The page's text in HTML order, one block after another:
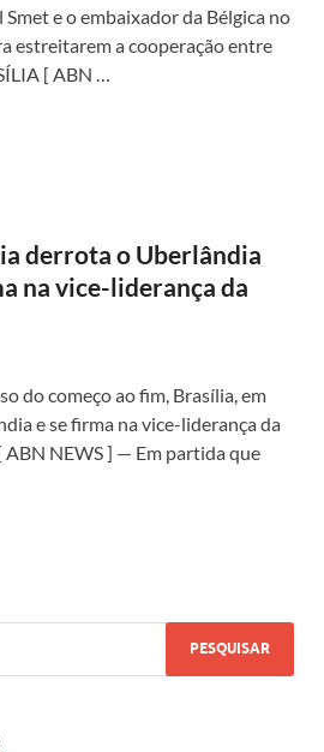
Smet e o embaixador da Bélgica no
estreitarem a cooperação entre
[ ABN …
derrota o Uberlândia
na vice-liderança da
do começo ao fim, Brasília, em
e se firma na vice-liderança da
NEWS ] — Em partida que